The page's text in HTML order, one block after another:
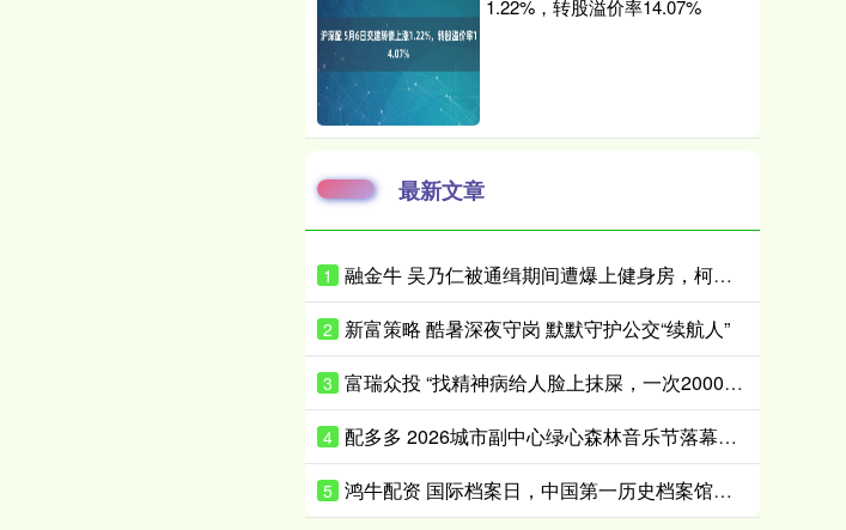
1.22%，转股溢价率14.07%
最新文章
1 融金牛 吴乃仁被通缉期间遭爆上健身房，柯文哲：他是赖清德干爹，我怎跟他比
2 新富策略 酷暑深夜守岗 默默守护公交“续航人”
3 富瑞众投 “找精神病给人脸上抹屎，一次2000元”，闲鱼平台现明码标价交易链接“只要你钱到位，就有人给你办”，平台回应：建议举报
4 配多多 2026城市副中心绿心森林音乐节落幕，探索文化赋能城市发展新路径
5 鸿牛配资 国际档案日，中国第一历史档案馆亮出“金榜”印章送祝福